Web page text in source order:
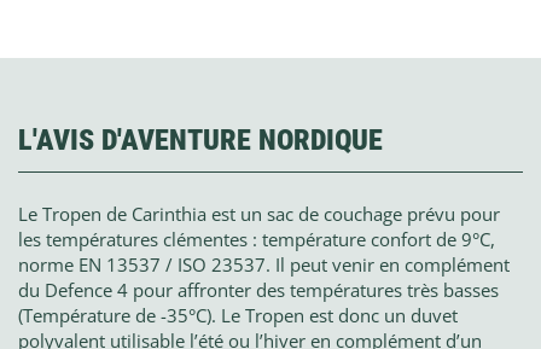
L'AVIS D'AVENTURE NORDIQUE
Le Tropen de Carinthia est un sac de couchage prévu pour
les températures clémentes : température confort de 9°C,
norme EN 13537 / ISO 23537. Il peut venir en complément
du Defence 4 pour affronter des températures très basses
(Température de -35°C). Le Tropen est donc un duvet
polyvalent utilisable l’été ou l’hiver en complément d’un